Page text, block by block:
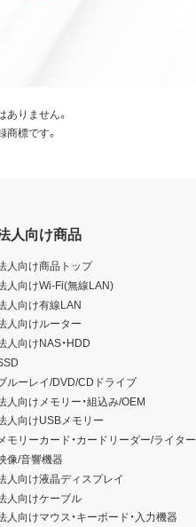
りません。
標です。
人向け商品
人向け商品トップ
人向けWi-Fi(無線LAN)
人向け有線LAN
人向けルーター
人向けNAS・HDD
ルーレイ/DVD/CDドライブ
人向けメモリー・組込み/OEM
人向けUSBメモリー
モリーカード・カードリーダー/ライター
像/音響機器
人向け液晶ディスプレイ
人向けケーブル
人向けマウス・キーボード・入力機器